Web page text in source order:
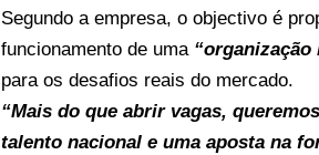
Segundo a empresa, o objectivo é
funcionamento de uma
para os desafios reais do mercado.
“Mais do que abrir vagas,
talento nacional e uma aposta na